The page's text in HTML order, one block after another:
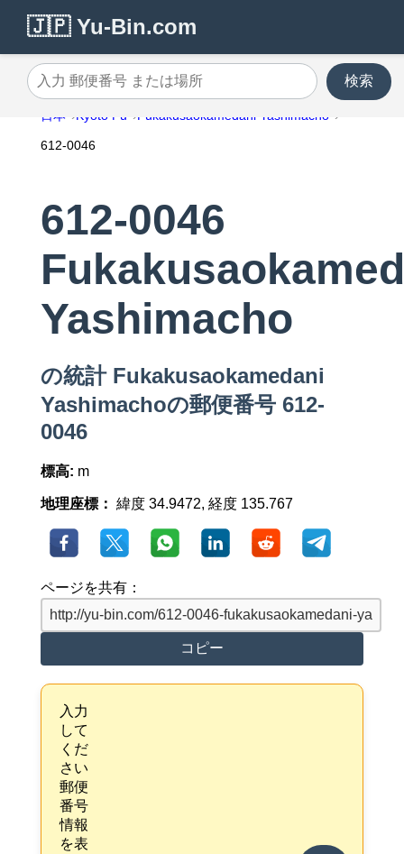
🇯🇵 Yu-Bin.com
入力 郵便番号 または場所
検索
日本 Kyoto Fu Fukakusaokamedani Yashimacho
612-0046
612-0046
Yashimacho
の統計 Fukakusaokamedani
Yashimachoの郵便番号 612-
0046
標高: m
地理座標： 緯度 34.9472, 経度 135.767
ページを共有：
コピー
入力
して
くだ
さい
郵便
番号
情報
を表